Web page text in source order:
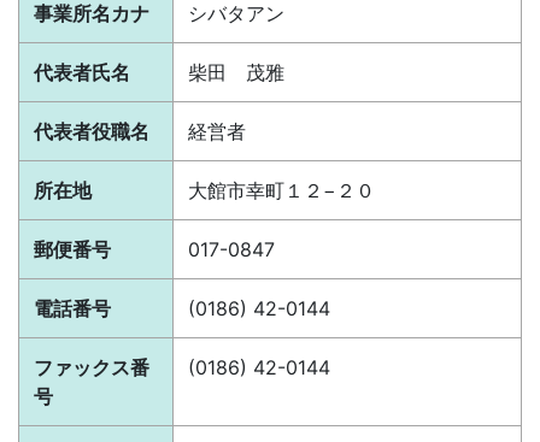
事業所名カナ シバタアン
代表者氏名 柴田 茂雅
代表者役職名 経営者
所在地 大館市幸町１２−２０
郵便番号 017-0847
電話番号 (0186) 42-0144
ファックス番
号
(0186) 42-0144